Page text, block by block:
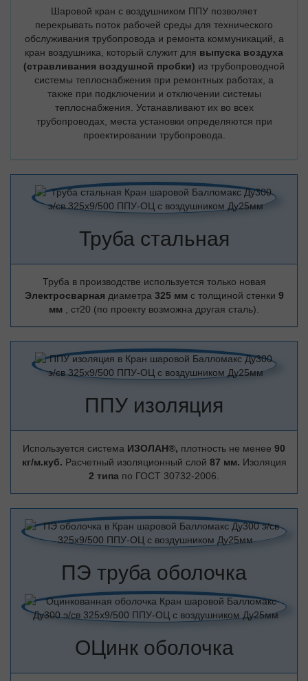
Шаровой кран с воздушником ППУ позволяет
перекрывать поток рабочей среды для технического
обслуживания трубопровода и ремонта коммуникаций, а
кран воздушника, который служит для выпуска воздуха
(стравливания воздушной пробки) из трубопроводной
системы теплоснабжения при ремонтных работах, а
также при подключении и отключении системы
теплоснабжения. Устанавливают их во всех
трубопроводах, места установки определяются при
проектировании трубопровода.
Труба стальная
Труба в производстве используется только новая
Электросварная диаметра 325 ммс толщиной стенки 9
мм , ст20 (по проекту возможна другая сталь).
ППУ изоляция
Используется система ИЗОЛАН®, плотность не менее 90
кг/м.куб. Расчетный изоляционный слой 87 мм. Изоляция
2 типа по ГОСТ 30732-2006.
ПЭ труба оболочка
ОЦинк оболочка